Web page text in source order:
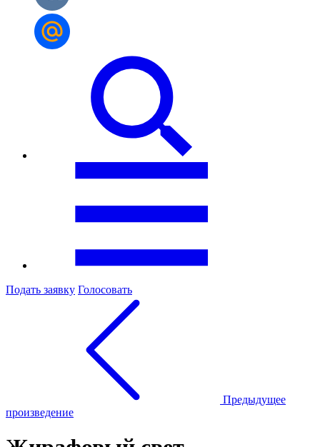
Подать заявку Голосовать
Предыдущее
произведение